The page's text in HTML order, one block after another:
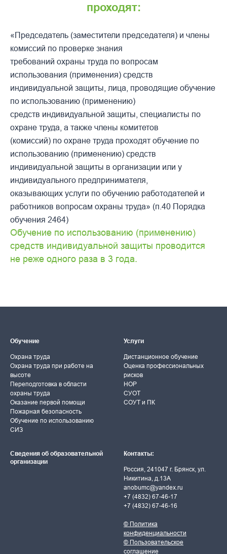
проходят:
«Председатель (заместители председателя) и члены
комиссий по проверке знания
требований охраны труда по вопросам
использования (применения) средств
индивидуальной защиты, лица, проводящие обучение
по использованию (применению)
средств индивидуальной защиты, специалисты по
охране труда, а также члены комитетов
(комиссий) по охране труда проходят обучение по
использованию (применению) средств
индивидуальной защиты в организации или у
индивидуального предпринимателя,
оказывающих услуги по обучению работодателей и
работников вопросам охраны труда» (п.40 Порядка
обучения 2464)
Обучение по использованию (применению)
средств индивидуальной защиты проводится
не реже одного раза в 3 года.
Обучение
Охрана труда
Охрана труда при работе на
высоте
Переподготовка в области
охраны труда
Оказание первой помощи
Пожарная безопасность
Обучение по использованию
СИЗ
Услуги
Дистанционное обучение
Оценка профессиональных
рисков
НОР
СУОТ
СОУТ и ПК
Сведения об образовательной
организации
Контакты:
Россия, 241047 г. Брянск, ул.
Никитина, д.13А
anobumc@yandex.ru
+7 (4832) 67-46-17
+7 (4832) 67-46-16
© Политика
конфиденциальности
© Пользовательское
соглашение